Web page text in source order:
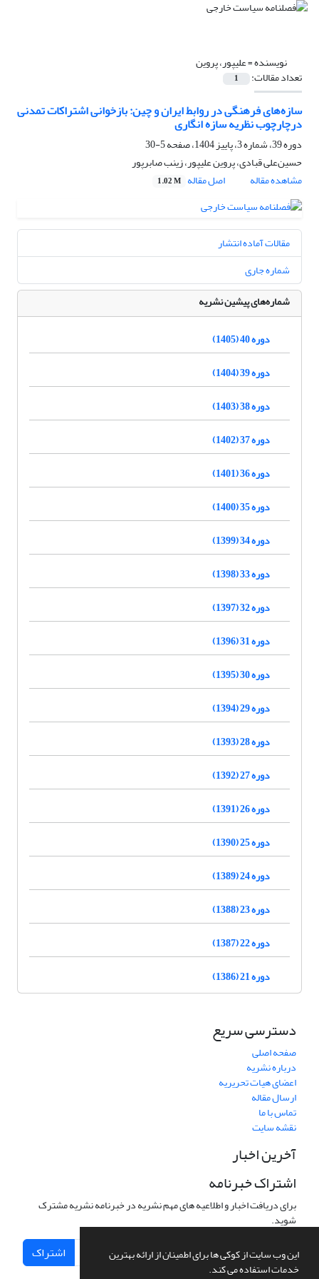
این وب سایت از کوکی ها برای اطمینان از ارائه بهترین
خدمات استفاده می کند.
نویسنده =علیپور، پروین
تعداد مقالات: 1
سازه‌های فرهنگی در روابط ایران و چین: بازخوانی اشتراکات تمدنی
درچارچوب نظریه سازه انگاری
دوره 39، شماره 3، پاییز 1404، صفحه
5-30
حسین‌علی قبادی، پروین علیپور، زینب صابرپور
مشاهده مقاله
اصل مقاله 1.02 M
مقالات آماده انتشار
شماره جاری
شماره‌های پیشین نشریه
دوره 40 (1405)
دوره 39 (1404)
دوره 38 (1403)
دوره 37 (1402)
دوره 36 (1401)
دوره 35 (1400)
دوره 34 (1399)
دوره 33 (1398)
دوره 32 (1397)
دوره 31 (1396)
دوره 30 (1395)
دوره 29 (1394)
دوره 28 (1393)
دوره 27 (1392)
دوره 26 (1391)
دوره 25 (1390)
دوره 24 (1389)
دوره 23 (1388)
دوره 22 (1387)
دوره 21 (1386)
دسترسی سریع
صفحه اصلی
درباره نشریه
اعضای هیات تحریریه
ارسال مقاله
تماس با ما
نقشه سایت
آخرین اخبار
اشتراک خبرنامه
برای دریافت اخبار و اطلاعیه های مهم نشریه در خبرنامه نشریه مشترک
شوید.
اشتراک